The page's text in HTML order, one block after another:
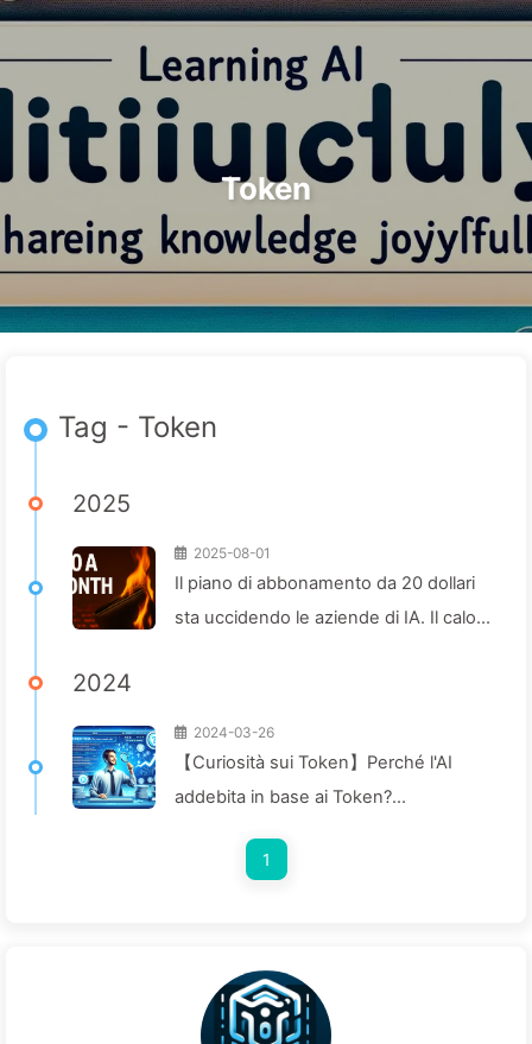
Ricerca Home Archivi Tag Categorie
Link Informazioni 🇮🇹 Italiano
Token
Tag - Token
2025
2025-08-01
Il piano di abbonamento da 20 dollari
sta uccidendo le aziende di IA. Il calo
Imparare lentamente l'IA164
2024
2024-03-26
【Curiosità sui Token】Perché l'AI
addebita in base ai Token?
1